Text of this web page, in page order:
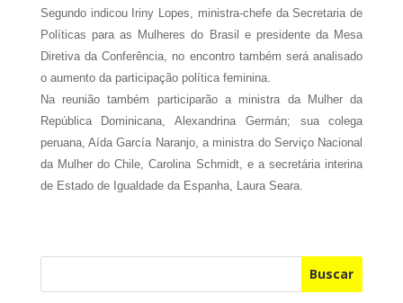
Segundo indicou Iriny Lopes, ministra-chefe da Secretaria de
Políticas para as Mulheres do Brasil e presidente da Mesa
Diretiva da Conferência, no encontro também será analisado
o aumento da participação política feminina.
Na reunião também participarão a ministra da Mulher da
República Dominicana, Alexandrina Germán; sua colega
peruana, Aída García Naranjo, a ministra do Serviço Nacional
da Mulher do Chile, Carolina Schmidt, e a secretária interina
de Estado de Igualdade da Espanha, Laura Seara.
Buscar